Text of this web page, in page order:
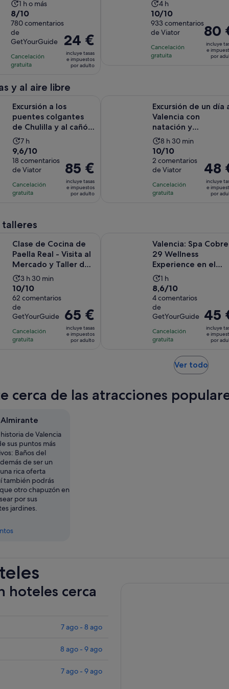
La
duración
de
la
actividad
es
de
1 h o más
8.0
sobre
10
con
780
comentarios
8/10
780 comentarios
de
GetYourGuide
Cancelación
gratuita
El
precio
es
de
por
24 €
incluye tasas
e impuestos
por adulto
...
La
duración
de
la
actividad
es
4 h
10.0
sobre
10
con
933
10/10
933 comentarios
de Viator
Cancelación
gratuita
El
precio
es
de
80
incluye
e
por
y al aire libre
Excursión a los
puentes colgantes
de Chulilla y al cañón
del Turia desde Va...
La
duración
de
la
actividad
es
7 h
9.6
sobre
10
con
18
9,6/10
18 comentarios
de Viator
Cancelación
gratuita
El
precio
es
de
85 €
incluye tasas
e impuestos
por adulto
Excursión de un día
Valencia con
natación y
senderismo en
Montanejos
La
duración
de
la
actividad
es
8 h 30 min
10.0
sobre
10
con
2
10/10
2 comentarios
de Viator
Cancelación
gratuita
El
precio
es
de
48
incluye
e
por
talleres
Clase de Cocina de
Paella Real - Visita al
Mercado y Taller de
Sangría
La
duración
de
la
actividad
es
de
3 h 30 min
10.0
sobre
10
con
62
comentarios
10/10
62 comentarios
de
GetYourGuide
Cancelación
gratuita
El
precio
es
de
65 €
incluye tasas
e impuestos
por adulto
Valencia: Spa Cobre
29 Wellness
Experience en el
Hotel Meliá
La
duración
de
la
actividad
es
de
1 hora
1 h
8.6
sobre
10
con
4
comentarios
8,6/10
4 comentarios
de
GetYourGuide
Cancelación
gratuita
El
precio
es
de
45 €
por
adulto
45
incluye
e
por
Ver todoSe
una
cerca de las atracciones
de Valencia
sus puntos más
Baños del
de ser un
rica oferta
también podrás
otro chapuzón en
por sus
jardines.
hoteles cerca
7 ago - 8 ago
8 ago - 9 ago
7 ago - 9 ago